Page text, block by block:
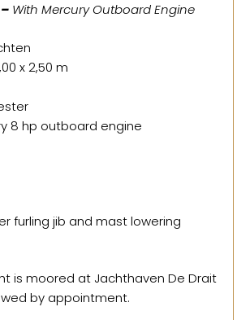
With Mercury Outboard Engine
x 2,50 m
8 hp outboard engine
furling jib and mast lowering
is moored at Jachthaven De Drait
by appointment.